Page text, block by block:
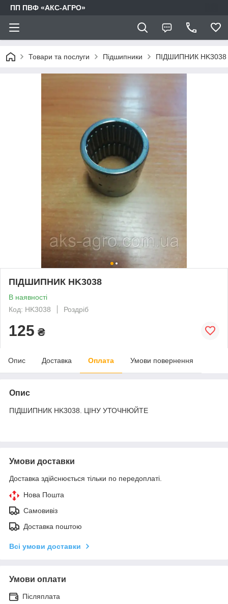
ПП ПВФ «АКС-АГРО»
Товари та послуги Підшипники ПІДШИПНИК HK3038
ПІДШИПНИК HK3038
В наявності
Код: HK3038
Роздріб
125 ₴
Опис Доставка Оплата Умови повернення
Опис
ПІДШИПНИК HK3038. ЦІНУ УТОЧНЮЙТЕ
Умови доставки
Доставка здійснюється тільки по передоплаті.
Нова Пошта
Самовивіз
Доставка поштою
Всі умови доставки
Умови оплати
Післяплата